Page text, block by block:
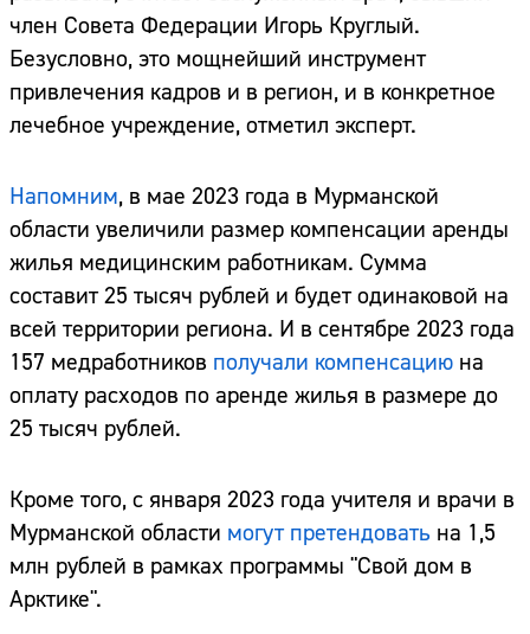
член Совета Федерации Игорь Круглый.
Безусловно, это мощнейший инструмент
привлечения кадров и в регион, и в конкретное
лечебное учреждение, отметил эксперт.
Напомним, в мае 2023 года в Мурманской
области увеличили размер компенсации аренды
жилья медицинским работникам. Сумма
составит 25 тысяч рублей и будет одинаковой на
всей территории региона. И в сентябре 2023 года
157 медработников получали компенсацию на
оплату расходов по аренде жилья в размере до
25 тысяч рублей.
Кроме того, с января 2023 года учителя и врачи в
Мурманской области могут претендовать на 1,5
млн рублей в рамках программы "Свой дом в
Арктике".